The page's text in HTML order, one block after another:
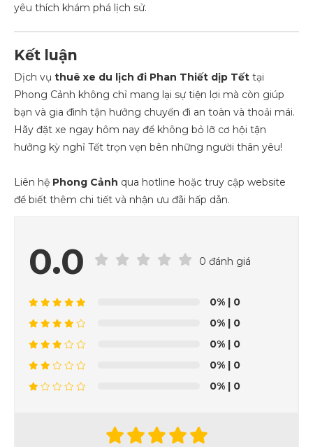
yêu thích khám phá lịch sử.
Kết luận
Dịch vụ thuê xe du lịch đi Phan Thiết dịp Tết tại
Phong Cảnh không chỉ mang lại sự tiện lợi mà còn giúp
bạn và gia đình tận hưởng chuyến đi an toàn và thoải mái.
Hãy đặt xe ngay hôm nay để không bỏ lỡ cơ hội tận
hưởng kỳ nghỉ Tết trọn vẹn bên những người thân yêu!
Liên hệ Phong Cảnh qua hotline hoặc truy cập website
để biết thêm chi tiết và nhận ưu đãi hấp dẫn.
0.0 0 đánh giá
0% | 0
0% | 0
0% | 0
0% | 0
0% | 0